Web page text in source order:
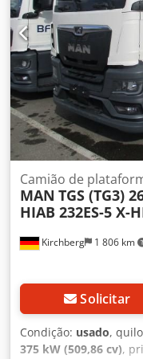
Kirchberg 1 806 km
Camião de
MAN TGS (TG3)
HIAB 232ES-5 X-
Solicitar
Condição: usado,
375 kW (509,86 cv),